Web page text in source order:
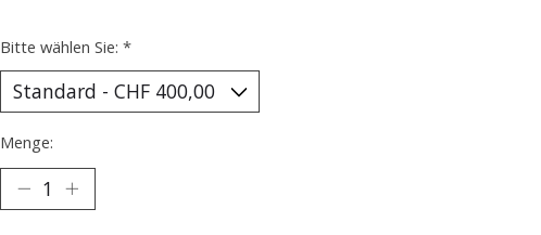
Bitte wählen Sie: *
Menge: